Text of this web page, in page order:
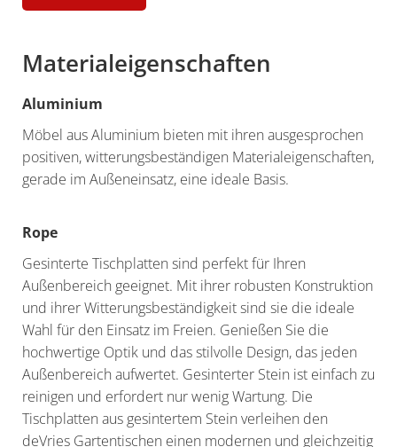
Materialeigenschaften
Aluminium
Möbel aus Aluminium bieten mit ihren ausgesprochen
positiven, witterungsbeständigen Materialeigenschaften,
gerade im Außeneinsatz, eine ideale Basis.
Rope
Gesinterte Tischplatten sind perfekt für Ihren
Außenbereich geeignet. Mit ihrer robusten Konstruktion
und ihrer Witterungsbeständigkeit sind sie die ideale
Wahl für den Einsatz im Freien. Genießen Sie die
hochwertige Optik und das stilvolle Design, das jeden
Außenbereich aufwertet. Gesinterter Stein ist einfach zu
reinigen und erfordert nur wenig Wartung. Die
Tischplatten aus gesintertem Stein verleihen den
deVries Gartentischen einen modernen und gleichzeitig